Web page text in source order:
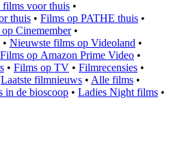
voor thuis •
thuis • Films op PATHE thuis •
Cinemember•
• Nieuwste films op Videoland •
Films op Amazon Prime Video •
• Films op TV • Filmrecensies •
Laatste filmnieuws • Alle films •
in de bioscoop • Ladies Night films •